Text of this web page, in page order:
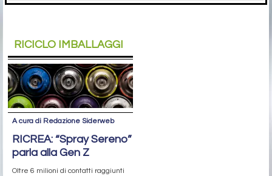
RICICLO IMBALLAGGI
A cura di Redazione Siderweb
RICREA: “Spray Sereno”
parla alla Gen Z
Oltre 6 milioni di contatti raggiunti